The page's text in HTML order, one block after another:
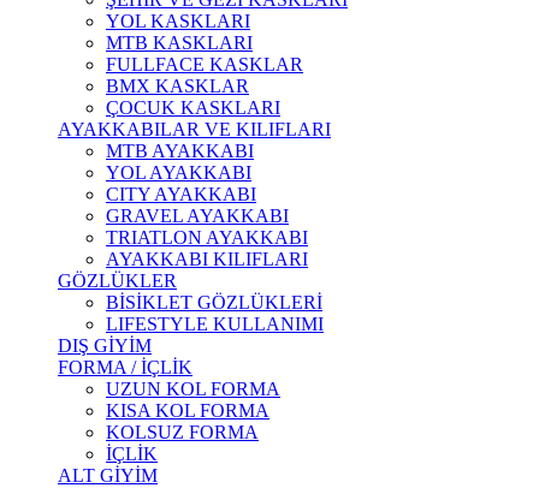
YOL KASKLARI
MTB KASKLARI
FULLFACE KASKLAR
BMX KASKLAR
ÇOCUK KASKLARI
AYAKKABILAR VE KILIFLARI
MTB AYAKKABI
YOL AYAKKABI
CITY AYAKKABI
GRAVEL AYAKKABI
TRIATLON AYAKKABI
AYAKKABI KILIFLARI
GÖZLÜKLER
BİSİKLET GÖZLÜKLERİ
LIFESTYLE KULLANIMI
DIŞ GİYİM
FORMA / İÇLİK
UZUN KOL FORMA
KISA KOL FORMA
KOLSUZ FORMA
İÇLİK
ALT GİYİM